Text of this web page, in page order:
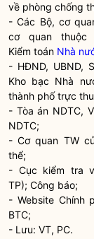
về phòng chống
- Các Bộ, cơ
cơ quan thuộc
Kiểm toán Nhà
- HĐND, UBND,
Kho bạc Nhà
thành phố trực
- Tòa án NDTC,
NDTC;
- Cơ quan TW
thể;
- Cục kiểm tra
TP); Công báo;
- Website Chính
BTC;
- Lưu: VT, PC.